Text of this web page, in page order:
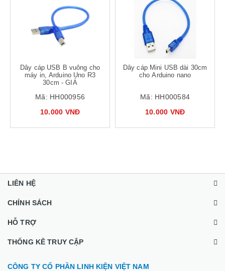
Dây cáp USB B vuông cho
máy in, Arduino Uno R3
30cm - GIÁ
Mã: HH000956
10.000 VNĐ
Dây cáp Mini USB dài 30cm
cho Arduino nano
Mã: HH000584
10.000 VNĐ
LIÊN HỆ
CHÍNH SÁCH
HỖ TRỢ
THỐNG KÊ TRUY CẬP
CÔNG TY CỔ PHẦN LINH KIỆN VIỆT NAM